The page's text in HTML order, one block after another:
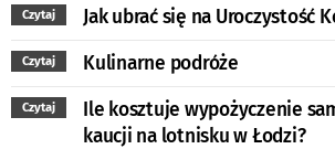
Czytaj Jak ubrać się na Uroczystość
Czytaj Kulinarne podróże
Czytaj
Ile kosztuje wypożyczenie
kaucji na lotnisku w Łodzi?